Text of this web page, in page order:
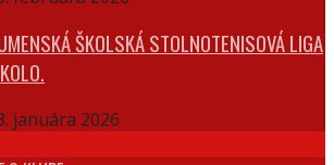
ŠKOLSKÁ STOLNOTENISOVÁ LIGA
januára 2026